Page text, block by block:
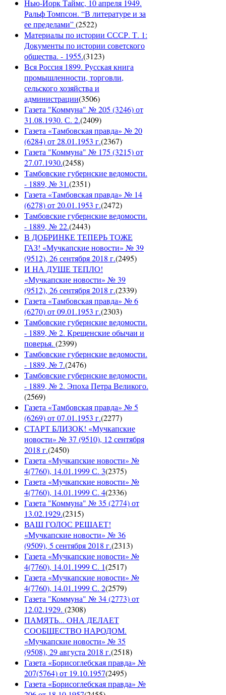
Нью-Йорк Таймс, 10 апреля 1949.
Ральф Томпсон. “В литературе и за
ее пределами”(2522)
Материалы по истории СССР. Т. 1:
Документы по истории советского
общества. - 1955.(3123)
Вся Россия 1899. Русская книга
промышленности, торговли,
сельского хозяйства и
администрации(3506)
Газета "Коммуна" № 205 (3246) от
31.08.1930. С. 2.(2409)
Газета «Тамбовская правда» № 20
(6284) от 28.01.1953 г.(2367)
Газета "Коммуна" № 175 (3215) от
27.07.1930.(2458)
Тамбовские губернские ведомости.
- 1889, № 31.(2351)
Газета «Тамбовская правда» № 14
(6278) от 20.01.1953 г.(2472)
Тамбовские губернские ведомости.
- 1889, № 22.(2443)
В ДОБРИНКЕ ТЕПЕРЬ ТОЖЕ
ГАЗ! «Мучкапские новости» № 39
(9512), 26 сентября 2018 г.(2495)
И НА ДУШЕ ТЕПЛО!
«Мучкапские новости» № 39
(9512), 26 сентября 2018 г.(2339)
Газета «Тамбовская правда» № 6
(6270) от 09.01.1953 г.(2303)
Тамбовские губернские ведомости.
- 1889, № 2. Крещенские обычаи и
поверья. (2399)
Тамбовские губернские ведомости.
- 1889, № 7.(2476)
Тамбовские губернские ведомости.
- 1889, № 2. Эпоха Петра Великого.
(2569)
Газета «Тамбовская правда» № 5
(6269) от 07.01.1953 г.(2277)
СТАРТ БЛИЗОК! «Мучкапские
новости» № 37 (9510), 12 сентября
2018 г.(2450)
Газета «Мучкапские новости» №
4(7760), 14.01.1999 С. 3(2375)
Газета «Мучкапские новости» №
4(7760), 14.01.1999 С. 4(2336)
Газета "Коммуна" № 35 (2774) от
13.02.1929.(2315)
ВАШ ГОЛОС РЕШАЕТ!
«Мучкапские новости» № 36
(9509), 5 сентября 2018 г.(2313)
Газета «Мучкапские новости» №
4(7760), 14.01.1999 С. 1(2517)
Газета «Мучкапские новости» №
4(7760), 14.01.1999 С. 2(2579)
Газета "Коммуна" № 34 (2773) от
12.02.1929. (2308)
ПАМЯТЬ... ОНА ДЕЛАЕТ
СООБЩЕСТВО НАРОДОМ.
«Мучкапские новости» № 35
(9508), 29 августа 2018 г.(2518)
Газета «Борисоглебская правда» №
207(5764) от 19.10.1957(2495)
Газета «Борисоглебская правда» №